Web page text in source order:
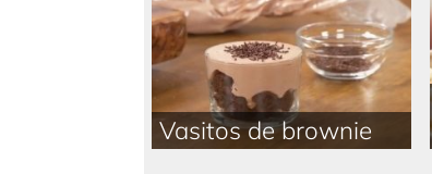
Vasitos de brownie